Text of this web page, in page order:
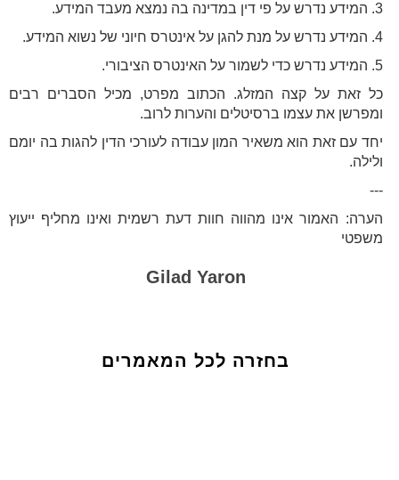
3. המידע נדרש על פי דין במדינה בה נמצא מעבד המידע.
4. המידע נדרש על מנת להגן על אינטרס חיוני של נשוא המידע.
5. המידע נדרש כדי לשמור על האינטרס הציבורי.
כל זאת על קצה המזלג. הכתוב מפרט, מכיל הסברים רבים
ומפרשן את עצמו ברסיטלים והערות לרוב.
יחד עם זאת הוא משאיר המון עבודה לעורכי הדין להגות בה יומם
ולילה.
---
הערה: האמור אינו מהווה חוות דעת רשמית ואינו מחליף ייעוץ
משפטי
Gilad Yaron
בחזרה לכל המאמרים